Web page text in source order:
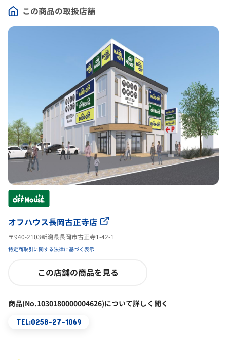
この商品の取扱店舗
オフハウス長岡古正寺店
〒940-2103新潟県長岡市古正寺1-42-1
特定商取引に関する法律に基づく表示
この店舗の商品を見る
商品(No.1030180000004626)について詳しく聞く
TEL:0258-27-1069